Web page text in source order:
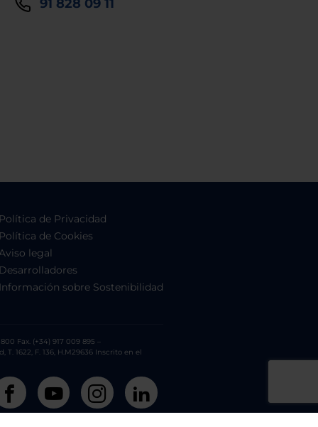
91 828 09 11
Política de Privacidad
Política de Cookies
Aviso legal
Desarrolladores
Información sobre Sostenibilidad
Fax. (+34) 917 009 895 –
1622, F. 136, H.M29636 Inscrito en el